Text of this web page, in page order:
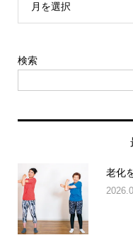
月を選択
検索
老化